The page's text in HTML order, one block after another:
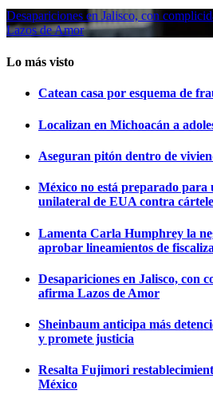
Desapariciones en Jalisco, con
Lazos de Amor
Lo más visto
Catean casa por esquema de
Localizan en Michoacán a
Aseguran pitón dentro de
México no está preparado para
unilateral de EUA contra
Lamenta Carla Humphrey la
aprobar lineamientos de
Desapariciones en Jalisco, con
afirma Lazos de Amor
Sheinbaum anticipa más
y promete justicia
Resalta Fujimori
México